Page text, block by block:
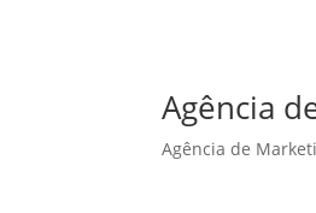
Agência
Agência de